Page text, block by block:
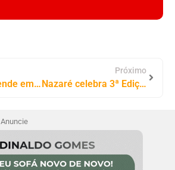
Polícia Civil prende em Cristalândia condenado por estupro de vulnerável foragido desde novembro
Próximo
Nazaré celebra 3ª Edição do Bailão da Melhor Idade e reforça cuidado com os idosos
Anuncie